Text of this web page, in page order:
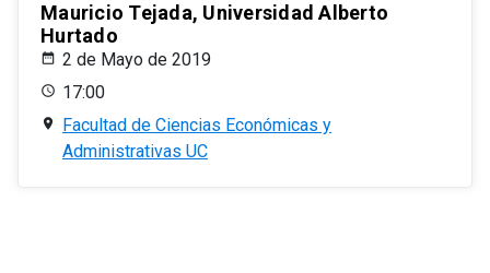
Mauricio Tejada, Universidad Alberto
Hurtado
2 de Mayo de 2019
17:00
Facultad de Ciencias Económicas y
Administrativas UC